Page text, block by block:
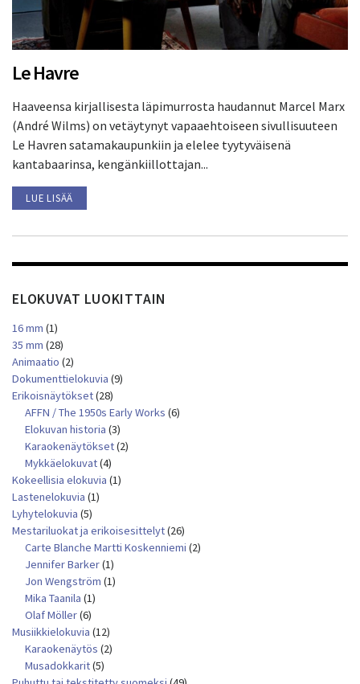
Le Havre
Haaveensa kirjallisesta läpimurrosta haudannut Marcel Marx
(André Wilms) on vetäytynyt vapaaehtoiseen sivullisuuteen
Le Havren satamakaupunkiin ja elelee tyytyväisenä
kantabaarinsa, kengänkiillottajan...
LUE LISÄÄ
ELOKUVAT LUOKITTAIN
16 mm (1)
35 mm (28)
Animaatio (2)
Dokumenttielokuvia (9)
Erikoisnäytökset(28)
AFFN / The 1950s Early Works (6)
Elokuvan historia (3)
Karaokenäytökset(2)
Mykkäelokuvat(4)
Kokeellisia elokuvia (1)
Lastenelokuvia (1)
Lyhytelokuvia (5)
Mestariluokat ja erikoisesittelyt(26)
Carte Blanche Martti Koskenniemi (2)
Jennifer Barker(1)
Jon Wengström (1)
Mika Taanila (1)
Olaf Möller(6)
Musiikkielokuvia (12)
Karaokenäytös (2)
Musadokkarit(5)